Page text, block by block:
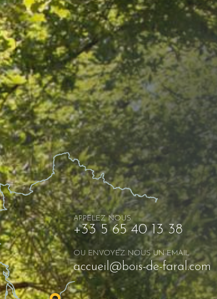
APPELEZ NOUS
+33 5 65 40 13 38
OU ENVOYEZ NOUS UN EMAIL
accueil@bois-de-faral.com